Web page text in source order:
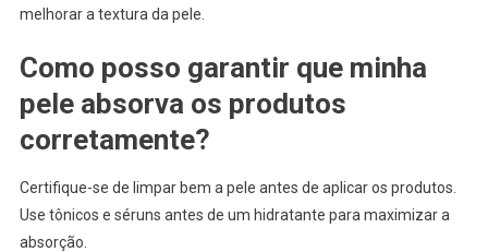
melhorar a textura da pele.
Como posso garantir que minha
pele absorva os produtos
corretamente?
Certifique-se de limpar bem a pele antes de aplicar os produtos.
Use tônicos e séruns antes de um hidratante para maximizar a
absorção.